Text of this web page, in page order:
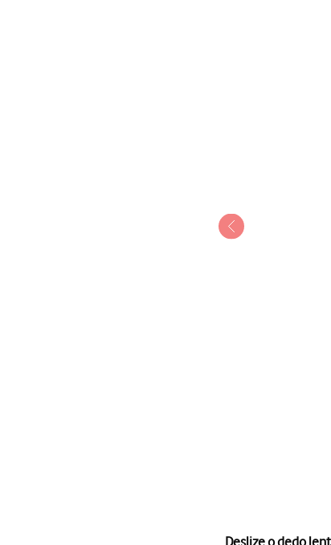
Deslize o dedo